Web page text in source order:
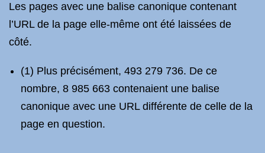
Les pages avec une balise canonique contenant
l’URL de la page elle-même ont été laissées de
côté.
(1) Plus précisément, 493 279 736. De ce
nombre, 8 985 663 contenaient une balise
canonique avec une URL différente de celle de la
page en question.